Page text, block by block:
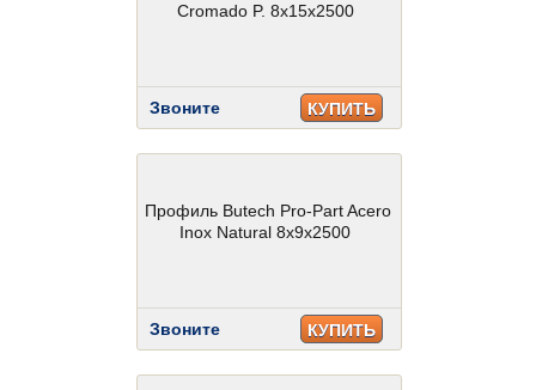
Cromado P. 8x15x2500
Звоните КУПИТЬ
Профиль Butech Pro-Part Acero
Inox Natural 8x9x2500
Звоните КУПИТЬ